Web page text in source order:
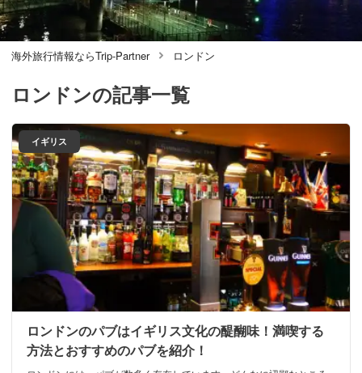
海外旅行情報ならTrip-Partner ロンドン
ロンドンの記事一覧
イギリス
ロンドンのパブはイギリス文化の醍醐味！満喫する
方法とおすすめのパブを紹介！